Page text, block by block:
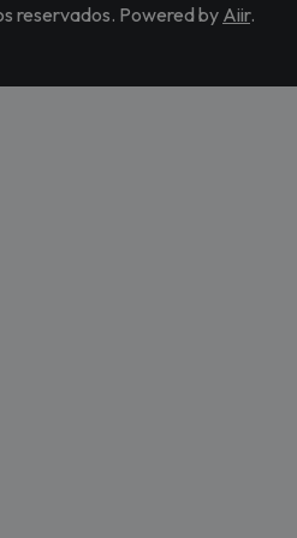
reservados. Powered by Aiir.